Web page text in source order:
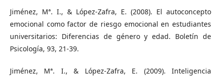
Jiménez, Mª. I., & López-Zafra, E. (2008). El autoconcepto
emocional como factor de riesgo emocional en estudiantes
universitarios: Diferencias de género y edad. Boletín de
Psicología, 93, 21-39.
Jiménez, Mª. I., & López-Zafra, E. (2009). Inteligencia